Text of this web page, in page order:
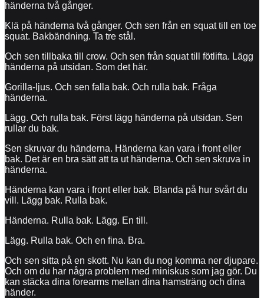
händerna två gånger.
Klä på händerna två gånger. Och sen från en squat till en toe
squat. Bakbändning. Ta tre stål.
Och sen tillbaka till crow. Och sen från squat till fötlifta. Lägg
händerna på utsidan. Som det här.
Gorilla-ljus. Och sen falla bak. Och rulla bak. Fråga
händerna.
Lägg. Och rulla bak. Först lägg händerna på utsidan. Sen
rullar du bak.
Sen skruvar du händerna. Händerna kan vara i front eller
bak. Det är en bra sätt att ta ut händerna. Och sen skruva in
händerna.
Händerna kan vara i front eller bak. Blanda på hur svårt du
vill. Lägg bak. Rulla bak.
Händerna. Rulla bak. Lägg. En till.
Lägg. Rulla bak. Och en fina. Bra.
Och sen sitta på en skott. Nu kan du nog komma ner djupare.
Och om du har några problem med miniskus som jag gör. Du
kan stäcka dina forearms mellan dina hamsträng och dina
händer.